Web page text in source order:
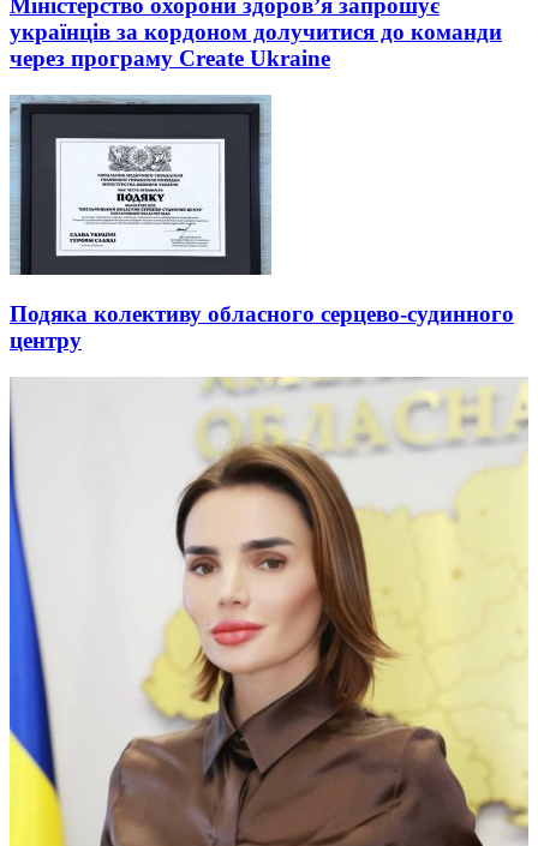
Міністерство охорони здоров’я запрошує
українців за кордоном долучитися до команди
через програму Create Ukraine
Подяка колективу обласного серцево-судинного
центру